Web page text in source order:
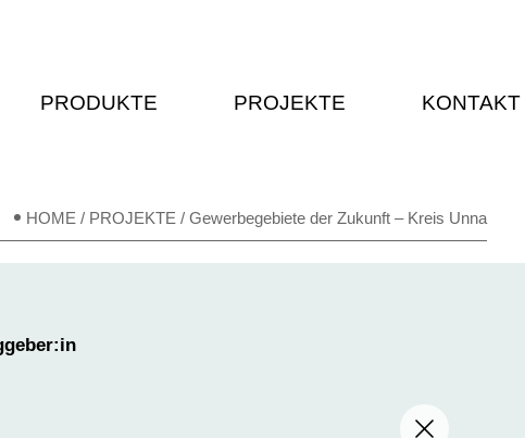
PRODUKTE PROJEKTE KONTAKT
HOME / PROJEKTE / Gewerbegebiete der Zukunft – Kreis Unna